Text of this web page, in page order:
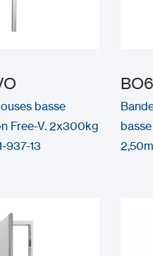
basse
Free-V. 2x300kg
937-13